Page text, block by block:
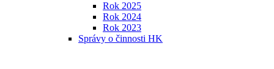
Rok 2025
Rok 2024
Rok 2023
Správy o činnosti HK